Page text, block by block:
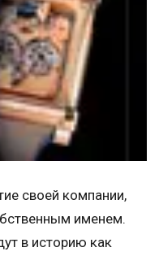
своей компании,
именем.
в историю как